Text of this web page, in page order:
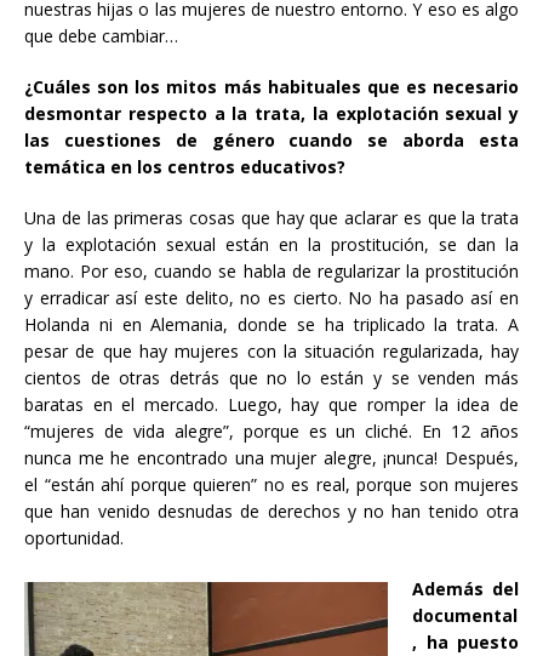
nuestras hijas o las mujeres de nuestro entorno. Y eso es algo
que debe cambiar…
¿Cuáles son los mitos más habituales que es necesario
desmontar respecto a la trata, la explotación sexual y
las cuestiones de género cuando se aborda esta
temática en los centros educativos?
Una de las primeras cosas que hay que aclarar es que la trata
y la explotación sexual están en la prostitución, se dan la
mano. Por eso, cuando se habla de regularizar la prostitución
y erradicar así este delito, no es cierto. No ha pasado así en
Holanda ni en Alemania, donde se ha triplicado la trata. A
pesar de que hay mujeres con la situación regularizada, hay
cientos de otras detrás que no lo están y se venden más
baratas en el mercado. Luego, hay que romper la idea de
“mujeres de vida alegre”, porque es un cliché. En 12 años
nunca me he encontrado una mujer alegre, ¡nunca! Después,
el “están ahí porque quieren” no es real, porque son mujeres
que han venido desnudas de derechos y no han tenido otra
oportunidad.
Además del
documental
, ha puesto